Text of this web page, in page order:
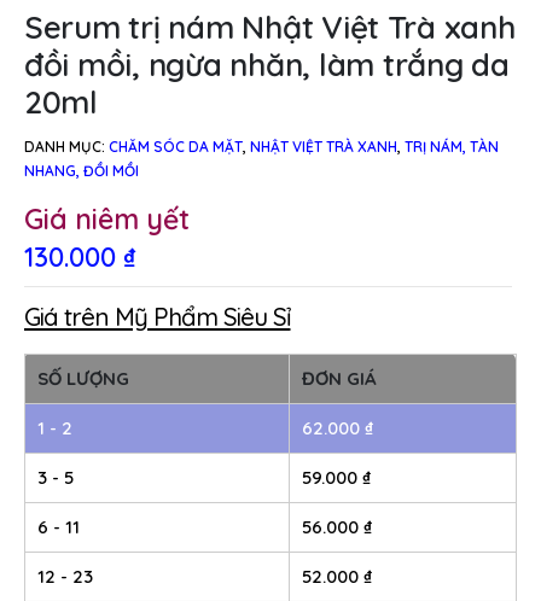
Serum trị nám Nhật Việt Trà xanh
đồi mồi, ngừa nhăn, làm trắng da
20ml
DANH MỤC: CHĂM SÓC DA MẶT NHẬT VIỆT TRÀ XANH TRỊ NÁM, TÀN
NHANG, ĐỒI MỒI
Giá niêm yết
130.000 ₫
Giá trên Mỹ Phẩm Siêu Sỉ
SỐ LƯỢNG ĐƠN GIÁ
1 - 2 62.000 ₫
3 - 5 59.000 ₫
6 - 11 56.000 ₫
12 - 23 52.000 ₫